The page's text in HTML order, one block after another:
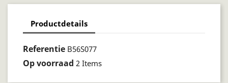
Productdetails
Referentie B56S077
Op voorraad 2 Items